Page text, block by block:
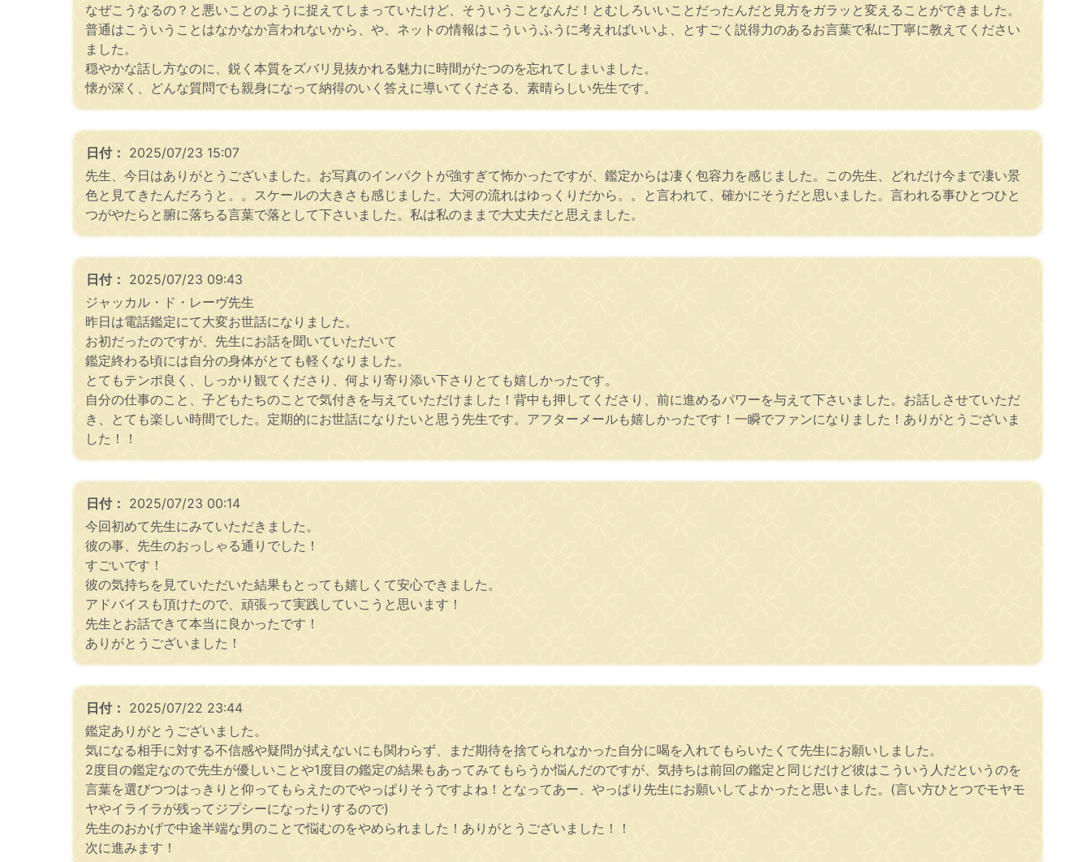
なぜこうなるの？と悪いことのように捉えてしまっていたけど、そういうことなんだ！とむしろいいことだったんだと見方をガラッと変えることができました。
普通はこういうことはなかなか言われないから、や、ネットの情報はこういうふうに考えればいいよ、とすごく説得力のあるお言葉で私に丁寧に教えてください
ました。
穏やかな話し方なのに、鋭く本質をズバリ見抜かれる魅力に時間がたつのを忘れてしまいました。
懐が深く、どんな質問でも親身になって納得のいく答えに導いてくださる、素晴らしい先生です。
日付： 2025/07/23 15:07
先生、今日はありがとうございました。お写真のインパクトが強すぎて怖かったですが、鑑定からは凄く包容力を感じました。この先生、どれだけ今まで凄い景
色と見てきたんだろうと。。スケールの大きさも感じました。大河の流れはゆっくりだから。。と言われて、確かにそうだと思いました。言われる事ひとつひと
つがやたらと腑に落ちる言葉で落として下さいました。私は私のままで大丈夫だと思えました。
日付： 2025/07/23 09:43
ジャッカル・ド・レーヴ先生
昨日は電話鑑定にて大変お世話になりました。
お初だったのですが、先生にお話を聞いていただいて
鑑定終わる頃には自分の身体がとても軽くなりました。
とてもテンポ良く、しっかり観てくださり、何より寄り添い下さりとても嬉しかったです。
自分の仕事のこと、子どもたちのことで気付きを与えていただけました！背中も押してくださり、前に進めるパワーを与えて下さいました。お話しさせていただ
き、とても楽しい時間でした。定期的にお世話になりたいと思う先生です。アフターメールも嬉しかったです！一瞬でファンになりました！ありがとうございま
した！！
日付： 2025/07/23 00:14
今回初めて先生にみていただきました。
彼の事、先生のおっしゃる通りでした！
すごいです！
彼の気持ちを見ていただいた結果もとっても嬉しくて安心できました。
アドバイスも頂けたので、頑張って実践していこうと思います！
先生とお話できて本当に良かったです！
ありがとうございました！
日付： 2025/07/22 23:44
鑑定ありがとうございました。
気になる相手に対する不信感や疑問が拭えないにも関わらず、まだ期待を捨てられなかった自分に喝を入れてもらいたくて先生にお願いしました。
2度目の鑑定なので先生が優しいことや1度目の鑑定の結果もあってみてもらうか悩んだのですが、気持ちは前回の鑑定と同じだけど彼はこういう人だというのを
言葉を選びつつはっきりと仰ってもらえたのでやっぱりそうですよね！となってあー、やっぱり先生にお願いしてよかったと思いました。(言い方ひとつでモヤモ
ヤやイライラが残ってジプシーになったりするので)
先生のおかげで中途半端な男のことで悩むのをやめられました！ありがとうございました！！
次に進みます！